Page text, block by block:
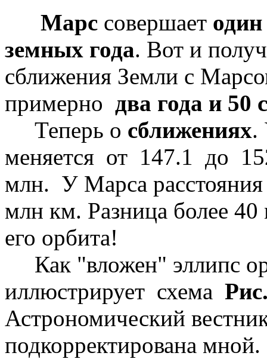
Марс совершает один
земных года. Вот и
сближения Земли с
примерно два года и 50
Теперь о сближениях.
меняется от 147.1 до
млн. У Марса
млн км. Разница более
его орбита!
Как "вложен" эллипс
иллюстрирует схема
Астрономический
подкорректирована мной.